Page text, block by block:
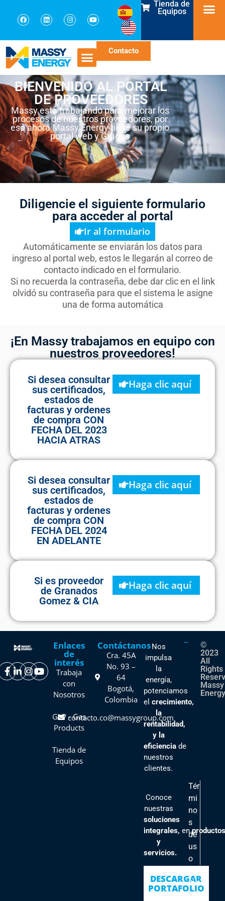
Tienda de
Equipos
Contacto
BIENVENIDO AL PORTAL
DE PROVEEDORES
Massy está trabajando para mejorar los
procesos de nuestros proveedores, por
eso ahora Massy Energy tiene su propio
portal web y Gragos
Diligencie el siguiente formulario
para acceder al portal
Ir al formulario
Automáticamente se enviarán los datos para
ingreso al portal web, estos le llegarán al correo de
contacto indicado en el formulario.
Si no recuerda la contraseña, debe dar clic en el link
olvidó su contraseña para que el sistema le asigne
una de forma automática
¡En Massy trabajamos en equipo con
nuestros proveedores!
Si desea consultar
sus certificados,
estados de
facturas y ordenes
de compra CON
FECHA DEL 2023
HACIA ATRAS
Haga clic aquí
Si desea consultar
sus certificados,
estados de
facturas y ordenes
de compra CON
FECHA DEL 2024
EN ADELANTE
Haga clic aquí
Si es proveedor
de Granados
Gomez & CIA
Haga clic aquí
Enlaces
de
interés
Trabaja
con
Nosotros
GLP - Gas
Products
Tienda de
Equipos
Contáctanos
Cra. 45A
No. 93 –
64
Bogotá,
Colombia
contacto.co@massygroup.com
Nos
impulsa
la
energía,
potenciamos
el crecimiento,
la
rentabilidad,
y la
eficienciade
nuestros
clientes.
Conoce
nuestras
soluciones
integrales, enproductos
y
servicios.
DESCARGAR
PORTAFOLIO
©
2023
All
Rights
Massy
Tér
mi
no
s
de
us
o
ític
as